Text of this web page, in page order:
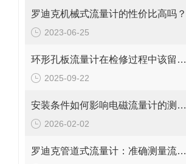
罗迪克机械式流量计的性价比高吗？
2023-06-25
环形孔板流量计在检修过程中该留意的事项
2025-09-22
安装条件如何影响电磁流量计的测量精度?
2026-02-02
罗迪克管道式流量计：准确测量流体的精密工具